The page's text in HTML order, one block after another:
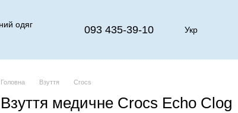
093 435-39-10 Укр
Головна Взуття Crocs
Взуття медичне Crocs Echo Clog